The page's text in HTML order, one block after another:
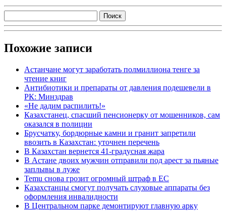
Похожие записи
Астанчане могут заработать полмиллиона тенге за
чтение книг
Антибиотики и препараты от давления подешевели в
РК: Минздрав
«Не дадим распилить!»
Казахстанец, спасший пенсионерку от мошенников, сам
оказался в полиции
Брусчатку, бордюрные камни и гранит запретили
ввозить в Казахстан: уточнен перечень
В Казахстан вернется 41-градусная жара
В Астане двоих мужчин отправили под арест за пьяные
заплывы в луже
Temu снова грозит огромный штраф в ЕС
Казахстанцы смогут получать слуховые аппараты без
оформления инвалидности
В Центральном парке демонтируют главную арку